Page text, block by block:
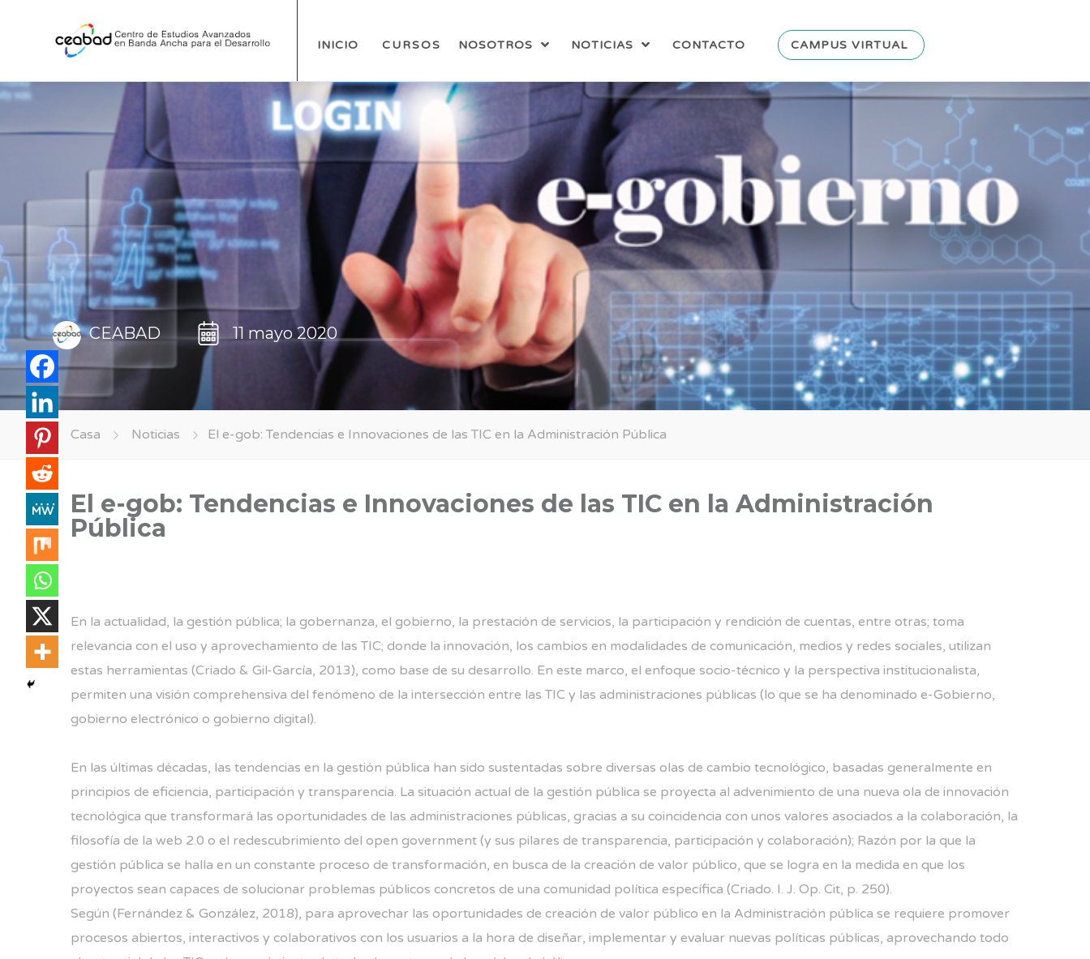
INICIO CURSOS NOSOTROS NOTICIAS CONTACTO CAMPUS VIRTUAL
CEABAD 11 mayo 2020
Casa Noticias El e-gob: Tendencias e Innovaciones de las TIC en la Administración Pública
El e-gob: Tendencias e Innovaciones de las TIC en la Administración
Pública
En la actualidad, la gestión pública; la gobernanza, el gobierno, la prestación de servicios, la participación y rendición de cuentas, entre otras; toma
relevancia con el uso y aprovechamiento de las TIC; donde la innovación, los cambios en modalidades de comunicación, medios y redes sociales, utilizan
estas herramientas (Criado & Gil-García, 2013), como base de su desarrollo. En este marco, el enfoque socio-técnico y la perspectiva institucionalista,
permiten una visión comprehensiva del fenómeno de la intersección entre las TIC y las administraciones públicas (lo que se ha denominado e-Gobierno,
gobierno electrónico o gobierno digital).
En las últimas décadas, las tendencias en la gestión pública han sido sustentadas sobre diversas olas de cambio tecnológico, basadas generalmente en
principios de eficiencia, participación y transparencia. La situación actual de la gestión pública se proyecta al advenimiento de una nueva ola de innovación
tecnológica que transformará las oportunidades de las administraciones públicas, gracias a su coincidencia con unos valores asociados a la colaboración, la
filosofía de la web 2.0 o el redescubrimiento del open government (y sus pilares de transparencia, participación y colaboración); Razón por la que la
gestión pública se halla en un constante proceso de transformación, en busca de la creación de valor público, que se logra en la medida en que los
proyectos sean capaces de solucionar problemas públicos concretos de una comunidad política específica (Criado. I. J. Op. Cit, p. 250).
Según (Fernández & González, 2018), para aprovechar las oportunidades de creación de valor público en la Administración pública se requiere promover
procesos abiertos, interactivos y colaborativos con los usuarios a la hora de diseñar, implementar y evaluar nuevas políticas públicas, aprovechando todo